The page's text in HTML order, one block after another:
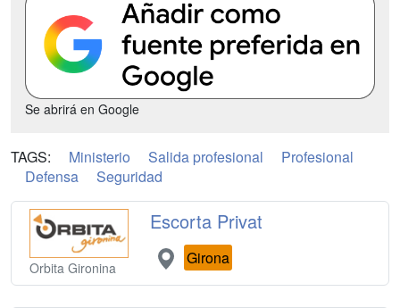
Se abrirá en Google
TAGS: Ministerio Salida profesional
Profesional
Defensa
Seguridad
Orbita Gironina
Escorta Privat
Girona